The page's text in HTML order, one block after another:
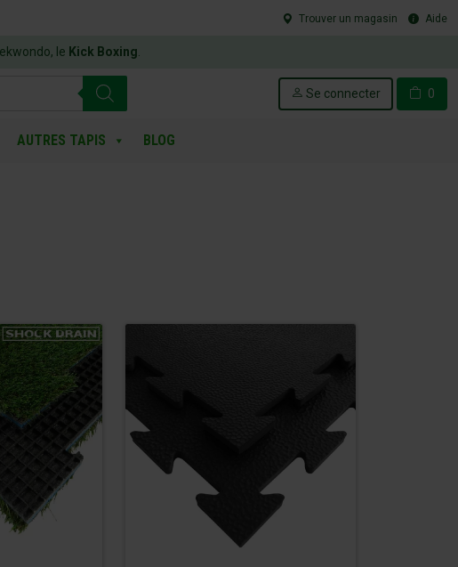
Trouver un magasin Aide
le Kick Boxing
Se connecter 0
AUTRES TAPIS BLOG